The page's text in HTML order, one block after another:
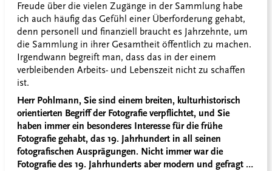
Freude über die vielen Zugänge in der Sammlung habe
ich auch häufig das Gefühl einer Überforderung gehabt,
denn personell und finanziell braucht es Jahrzehnte, um
die Sammlung in ihrer Gesamtheit öffentlich zu machen.
Irgendwann begreift man, dass das in der einem
verbleibenden Arbeits- und Lebenszeit nicht zu schaffen
ist.
Herr Pohlmann, Sie sind einem breiten, kulturhistorisch
orientierten Begriff der Fotografie verpflichtet, und Sie
haben immer ein besonderes Interesse für die frühe
Fotografie gehabt, das 19. Jahrhundert in all seinen
fotografischen Ausprägungen. Nicht immer war die
Fotografie des 19. Jahrhunderts aber modern und gefragt …